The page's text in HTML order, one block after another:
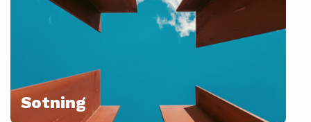
Sotning